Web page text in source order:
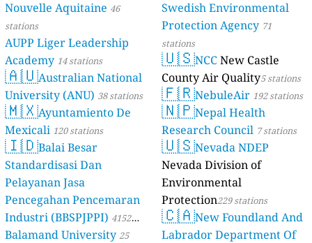
Nouvelle Aquitaine 46
stations
AUPP Liger Leadership
Academy 14 stations
🇦🇺Australian National
University (ANU) 38 stations
🇲🇽Ayuntamiento De
Mexicali 120 stations
🇮🇩Balai Besar
Standardisasi Dan
Pelayanan Jasa
Pencegahan Pencemaran
Industri (BBSPJPPI) 4152
stations
Balamand University25
Swedish Environmental
Protection Agency 71
stations
🇺🇸NCCNew Castle
County Air Quality5 stations
🇫🇷NebuleAir 192 stations
🇳🇵Nepal Health
Research Council 7 stations
🇺🇸Nevada NDEP
Nevada Division of
Environmental
Protection229 stations
🇨🇦New Foundland And
Labrador Department Of